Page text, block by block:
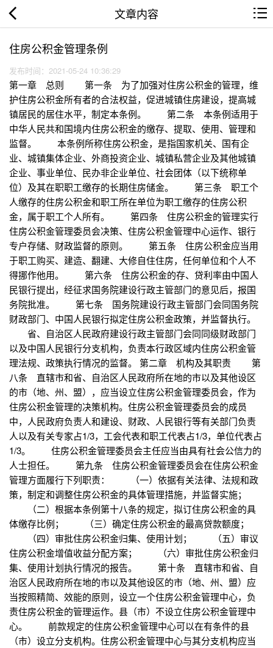
文章内容
住房公积金管理条例
发布时间：2021-05-24 10:36:29
第一章 总则 第一条 为了加强对住房公积金的管理，维
护住房公积金所有者的合法权益，促进城镇住房建设，提高城
镇居民的居住水平，制定本条例。 第二条 本条例适用于
中华人民共和国境内住房公积金的缴存、提取、使用、管理和
监督。 本条例所称住房公积金，是指国家机关、国有企
业、城镇集体企业、外商投资企业、城镇私营企业及其他城镇
企业、事业单位、民办非企业单位、社会团体（以下统称单
位）及其在职职工缴存的长期住房储金。 第三条 职工个
人缴存的住房公积金和职工所在单位为职工缴存的住房公积
金，属于职工个人所有。 第四条 住房公积金的管理实行
住房公积金管理委员会决策、住房公积金管理中心运作、银行
专户存储、财政监督的原则。 第五条 住房公积金应当用
于职工购买、建造、翻建、大修自住住房，任何单位和个人不
得挪作他用。 第六条 住房公积金的存、贷利率由中国人
民银行提出，经征求国务院建设行政主管部门的意见后，报国
务院批准。 第七条 国务院建设行政主管部门会同国务院
财政部门、中国人民银行拟定住房公积金政策，并监督执行。
省、自治区人民政府建设行政主管部门会同同级财政部门
以及中国人民银行分支机构，负责本行政区域内住房公积金管
理法规、政策执行情况的监督。 第二章 机构及其职责 第
八条 直辖市和省、自治区人民政府所在地的市以及其他设区
的市（地、州、盟），应当设立住房公积金管理委员会，作为
住房公积金管理的决策机构。住房公积金管理委员会的成员
中，人民政府负责人和建设、财政、人民银行等有关部门负责
人以及有关专家占1/3，工会代表和职工代表占1/3，单位代表占
1/3。 住房公积金管理委员会主任应当由具有社会公信力的
人士担任。 第九条 住房公积金管理委员会在住房公积金
管理方面履行下列职责： （一）依据有关法律、法规和政
策，制定和调整住房公积金的具体管理措施，并监督实施；
（二）根据本条例第十八条的规定，拟订住房公积金的具
体缴存比例； （三）确定住房公积金的最高贷款额度；
（四）审批住房公积金归集、使用计划； （五）审议
住房公积金增值收益分配方案； （六）审批住房公积金归
集、使用计划执行情况的报告。 第十条 直辖市和省、自
治区人民政府所在地的市以及其他设区的市（地、州、盟）应
当按照精简、效能的原则，设立一个住房公积金管理中心，负
责住房公积金的管理运作。县（市）不设立住房公积金管理中
心。 前款规定的住房公积金管理中心可以在有条件的县
（市）设立分支机构。住房公积金管理中心与其分支机构应当